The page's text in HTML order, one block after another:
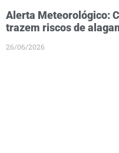
Alerta Meteorológico:
trazem riscos de
26/06/2026